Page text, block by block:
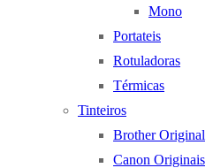
Mono
Portateis
Rotuladoras
Térmicas
Tinteiros
Brother Original
Canon Originais